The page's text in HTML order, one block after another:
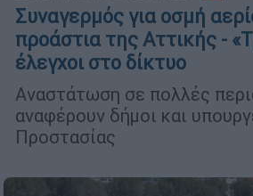
Συναγερμός για οσμή
προάστια της Αττικής -
έλεγχοι στο δίκτυο
Αναστάτωση σε πολλές
αναφέρουν δήμοι και
Προστασίας